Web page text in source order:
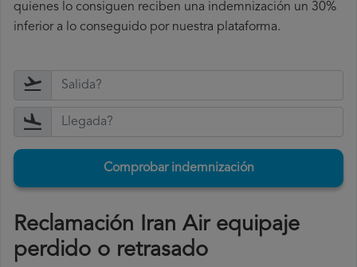
quienes lo consiguen reciben una indemnización un 30%
inferior a lo conseguido por nuestra plataforma.
Comprobar indemnización
Reclamación Iran Air equipaje
perdido o retrasado